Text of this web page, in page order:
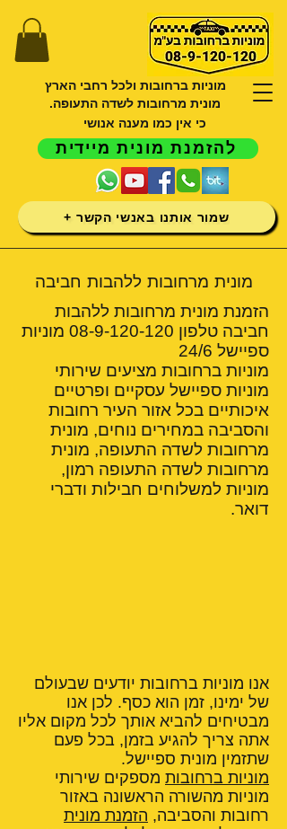
מוניות ברחובות ולכל רחבי הארץ
מונית מרחובות לשדה התעופה.
כי אין כמו מענה אנושי
להזמנת מונית מיידית
שמור אותנו באנשי הקשר +
מונית מרחובות ללהבות חביבה
הזמנת מונית מרחובות ללהבות
חביבה טלפון 08-9-120-120 מוניות
ספיישל 24/6
מוניות ברחובות מציעים שירותי
מוניות ספיישל עסקיים ופרטיים
איכותיים בכל אזור העיר רחובות
והסביבה במחירים נוחים, מונית
מרחובות לשדה התעופה, מונית
מרחובות לשדה התעופה רמון,
מוניות למשלוחים חבילות ודברי
דואר.
אנו מוניות ברחובות יודעים שבעולם
של ימינו, זמן הוא כסף. לכן אנו
מבטיחים להביא אותך לכל מקום אליו
אתה צריך להגיע בזמן, בכל פעם
שתזמין מונית ספיישל.
מוניות ברחובות מספקים שירותי
מוניות מהשורה הראשונה באזור
רחובות והסביבה, הזמנת מונית